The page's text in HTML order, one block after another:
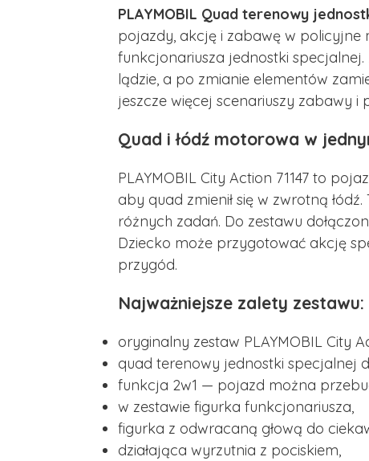
PLAYMOBIL Quad terenowy
pojazdy, akcję i zabawę w policyjne
funkcjonariusza jednostki
lądzie, a po zmianie elementów
jeszcze więcej scenariuszy zabawy i
Quad i łódź motorowa w
PLAYMOBIL City Action 71147 to
aby quad zmienił się w zwrotną
różnych zadań. Do zestawu
Dziecko może przygotować akcję
przygód.
Najważniejsze zalety zestawu:
oryginalny zestaw PLAYMOBIL City
quad terenowy jednostki specjalnej
funkcja 2w1 — pojazd można
w zestawie figurka funkcjonariusza,
figurka z odwracaną głową do
działająca wyrzutnia z pociskiem,